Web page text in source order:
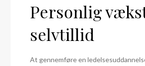
Personlig
selvtillid
At gennemføre en